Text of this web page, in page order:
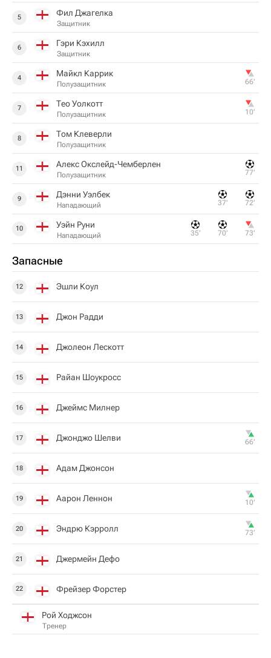
5 Фил Джагелка
Защитник
6 Гэри Кэхилл
Защитник
4 Майкл Каррик
Полузащитник 66‎’‎
7 Тео Уолкотт
Полузащитник 10‎’‎
8 Том Клеверли
Полузащитник
11 Алекс Окслейд-Чемберлен
Полузащитник 77‎’‎
9 Дэнни Уэлбек
Нападающий 37‎’‎ 72‎’‎
10 Уэйн Руни
Нападающий 35‎’‎ 70‎’‎ 73‎’‎
Запасные
12 Эшли Коул
13 Джон Радди
14 Джолеон Лескотт
15 Райан Шоукросс
16 Джеймс Милнер
17 Джонджо Шелви 66‎’‎
18 Адам Джонсон
19 Аарон Леннон 10‎’‎
20 Эндрю Кэрролл 73‎’‎
21 Джермейн Дефо
22 Фрейзер Форстер
Рой Ходжсон
Тренер